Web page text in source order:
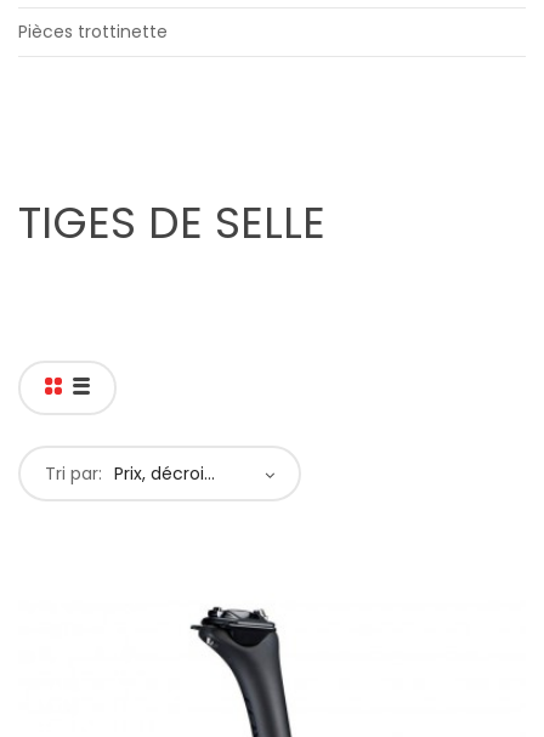
Pièces trottinette
TIGES DE SELLE
Tri par: Prix, décroissant